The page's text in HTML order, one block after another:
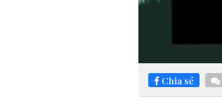
Chia sẻ